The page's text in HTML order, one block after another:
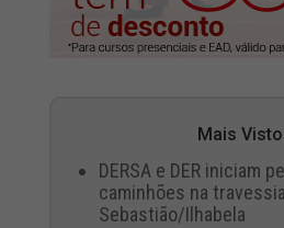
Mais
DERSA e DER iniciam
caminhões na
Sebastião/Ilhabela